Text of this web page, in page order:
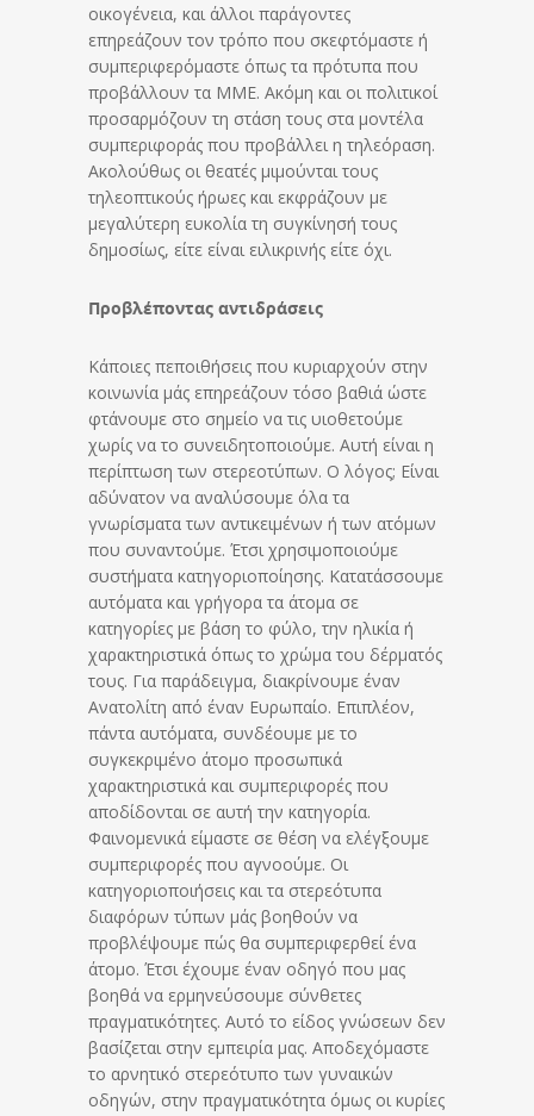
οικογένεια, και άλλοι παράγοντες
επηρεάζουν τον τρόπο που σκεφτόμαστε ή
συμπεριφερόμαστε όπως τα πρότυπα που
προβάλλουν τα ΜΜΕ. Ακόμη και οι πολιτικοί
προσαρμόζουν τη στάση τους στα μοντέλα
συμπεριφοράς που προβάλλει η τηλεόραση.
Ακολούθως οι θεατές μιμούνται τους
τηλεοπτικούς ήρωες και εκφράζουν με
μεγαλύτερη ευκολία τη συγκίνησή τους
δημοσίως, είτε είναι ειλικρινής είτε όχι.
Προβλέποντας αντιδράσεις
Κάποιες πεποιθήσεις που κυριαρχούν στην
κοινωνία μάς επηρεάζουν τόσο βαθιά ώστε
φτάνουμε στο σημείο να τις υιοθετούμε
χωρίς να το συνειδητοποιούμε. Αυτή είναι η
περίπτωση των στερεοτύπων. Ο λόγος; Είναι
αδύνατον να αναλύσουμε όλα τα
γνωρίσματα των αντικειμένων ή των ατόμων
που συναντούμε. Έτσι χρησιμοποιούμε
συστήματα κατηγοριοποίησης. Κατατάσσουμε
αυτόματα και γρήγορα τα άτομα σε
κατηγορίες με βάση το φύλο, την ηλικία ή
χαρακτηριστικά όπως το χρώμα του δέρματός
τους. Για παράδειγμα, διακρίνουμε έναν
Ανατολίτη από έναν Ευρωπαίο. Επιπλέον,
πάντα αυτόματα, συνδέουμε με το
συγκεκριμένο άτομο προσωπικά
χαρακτηριστικά και συμπεριφορές που
αποδίδονται σε αυτή την κατηγορία.
Φαινομενικά είμαστε σε θέση να ελέγξουμε
συμπεριφορές που αγνοούμε. Οι
κατηγοριοποιήσεις και τα στερεότυπα
διαφόρων τύπων μάς βοηθούν να
προβλέψουμε πώς θα συμπεριφερθεί ένα
άτομο. Έτσι έχουμε έναν οδηγό που μας
βοηθά να ερμηνεύσουμε σύνθετες
πραγματικότητες. Αυτό το είδος γνώσεων δεν
βασίζεται στην εμπειρία μας. Αποδεχόμαστε
το αρνητικό στερεότυπο των γυναικών
οδηγών, στην πραγματικότητα όμως οι κυρίες